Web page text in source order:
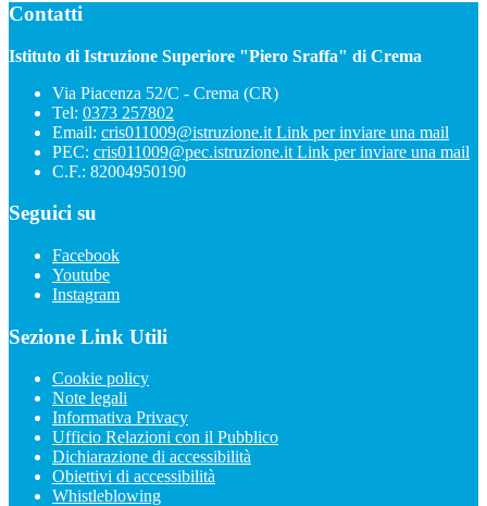
Contatti
Istituto di Istruzione Superiore "Piero Sraffa" di Crema
Via Piacenza 52/C - Crema (CR)
Tel: 0373 257802
Email: cris011009@istruzione.it Link per inviare una mail
PEC: cris011009@pec.istruzione.it Link per inviare una mail
C.F.: 82004950190
Seguici su
Facebook
Youtube
Instagram
Sezione Link Utili
Cookie policy
Note legali
Informativa Privacy
Ufficio Relazioni con il Pubblico
Dichiarazione di accessibilità
Obiettivi di accessibilità
Whistleblowing